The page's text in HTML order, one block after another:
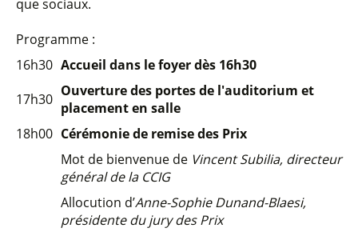
que sociaux.
Programme :
16h30 Accueil dans le foyer dès 16h30
17h30 Ouverture des portes de l'auditorium et
placement en salle
18h00 Cérémonie de remise des Prix
Mot de bienvenue de Vincent Subilia, directeur
général de la CCIG
Allocution d’Anne-Sophie Dunand-Blaesi,
présidente du jury des Prix